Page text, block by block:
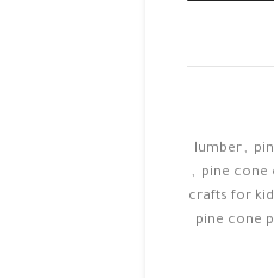
lumber ,
,
pine cone
crafts for
pine cone